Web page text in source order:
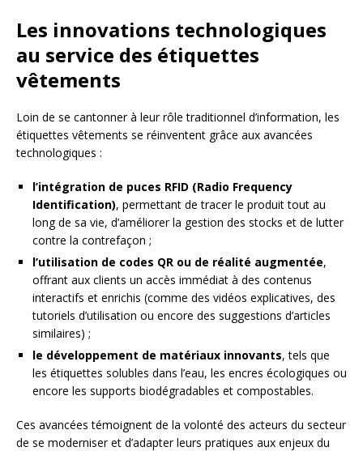
Les innovations technologiques
au service des étiquettes
vêtements
Loin de se cantonner à leur rôle traditionnel d’information, les
étiquettes vêtements se réinventent grâce aux avancées
technologiques :
l’intégration de puces RFID (Radio Frequency
Identification), permettant de tracer le produit tout au
long de sa vie, d’améliorer la gestion des stocks et de lutter
contre la contrefaçon ;
l’utilisation de codes QR ou de réalité augmentée,
offrant aux clients un accès immédiat à des contenus
interactifs et enrichis (comme des vidéos explicatives, des
tutoriels d’utilisation ou encore des suggestions d’articles
similaires) ;
le développement de matériaux innovants, tels que
les étiquettes solubles dans l’eau, les encres écologiques ou
encore les supports biodégradables et compostables.
Ces avancées témoignent de la volonté des acteurs du secteur
de se moderniser et d’adapter leurs pratiques aux enjeux du